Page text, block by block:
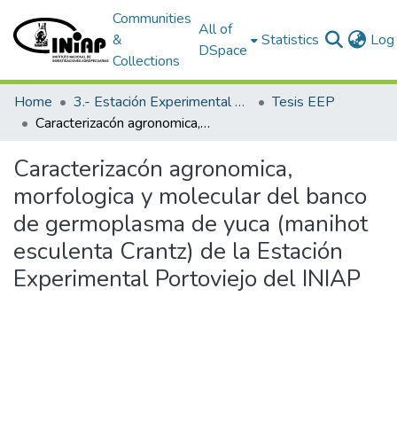
Communities
&
Collections
All of
DSpace
Statistics
Home 3.- Estación Experimental Portoviejo
Tesis EEP
Caracterizacón agronomica, morfologica y molecular del banco de germoplasma de yuca (manihot esculenta Crantz) de la Estación Experimental Portoviejo del INIAP
Caracterizacón agronomica,
morfologica y molecular del banco
de germoplasma de yuca (manihot
esculenta Crantz) de la Estación
Experimental Portoviejo del INIAP